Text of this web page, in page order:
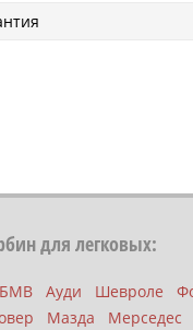
для легковых:
БМВ Ауди Шевроле
Мазда Мерседес